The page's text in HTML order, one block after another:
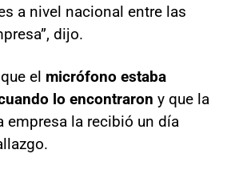
a nivel nacional entre las
dijo.
el micrófono estaba
lo encontraron y que la
empresa la recibió un día